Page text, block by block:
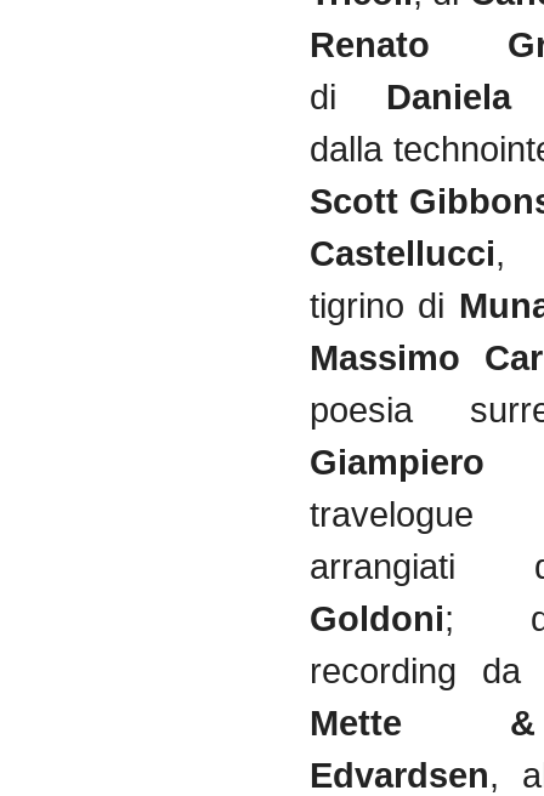
Renato
di Daniela
dalla
Scott
Castellucci,
tigrino di
Massimo
poesia
travelogue
Goldoni;
recording da
Mette
Edvardsen,